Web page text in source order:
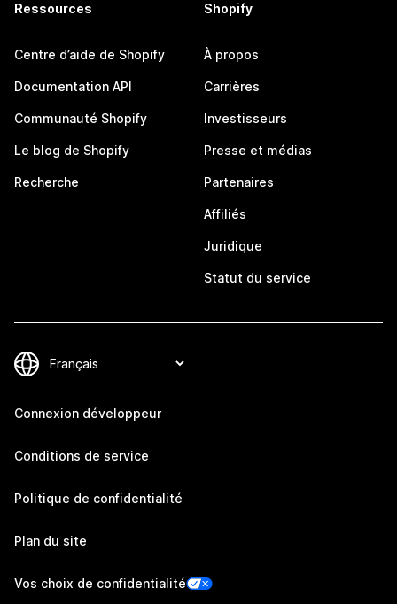
Ressources
Centre d’aide de Shopify
Documentation API
Communauté Shopify
Le blog de Shopify
Recherche
Shopify
À propos
Carrières
Investisseurs
Presse et médias
Partenaires
Affiliés
Juridique
Statut du service
Connexion développeur
Conditions de service
Politique de confidentialité
Plan du site
Vos choix de confidentialité